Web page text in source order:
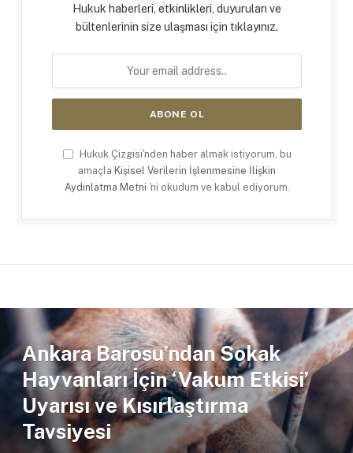
Hukuk haberleri, etkinlikleri, duyuruları ve
bültenlerinin size ulaşması için tıklayınız.
Hukuk Çizgisi'nden haber almak istiyorum, bu
amaçla Kişisel Verilerin İşlenmesine İlişkin
Aydınlatma Metni 'ni okudum ve kabul ediyorum.
Ankara Barosu’ndan Sokak
Hayvanları İçin ‘Vakum Etkisi’
Uyarısı ve Kısırlaştırma
Tavsiyesi